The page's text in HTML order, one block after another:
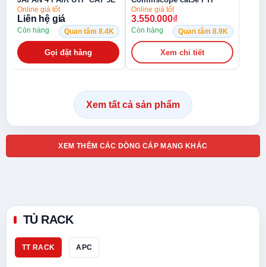
219413-2 Chính hãng
Online giá tốt
3.550.000₫
Còn hàng Quan tâm 8.9K
Xem chi tiết
Xem tất cả sản phẩm
XEM THÊM CÁC DÒNG CÁP MẠNG KHÁC
TỦ RACK
TT RACK APC